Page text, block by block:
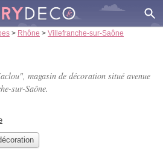
> Rhône > Villefranche-sur-Saône
magasin de décoration situé avenue
sur-Saône.